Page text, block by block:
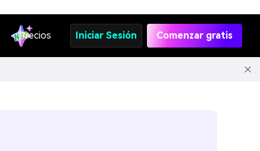
Precios Iniciar Sesión Comenzar gratis